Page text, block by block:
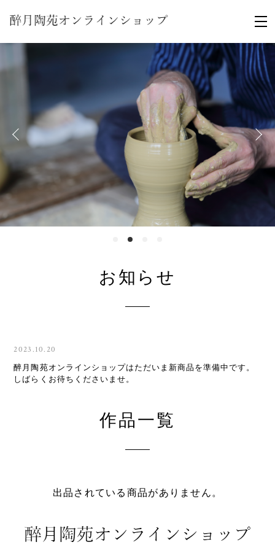
お知らせ
2023.10.20
醉月陶苑オンラインショップはただいま新商品を準備中です。
しばらくお待ちくださいませ。
作品一覧
出品されている商品がありません。